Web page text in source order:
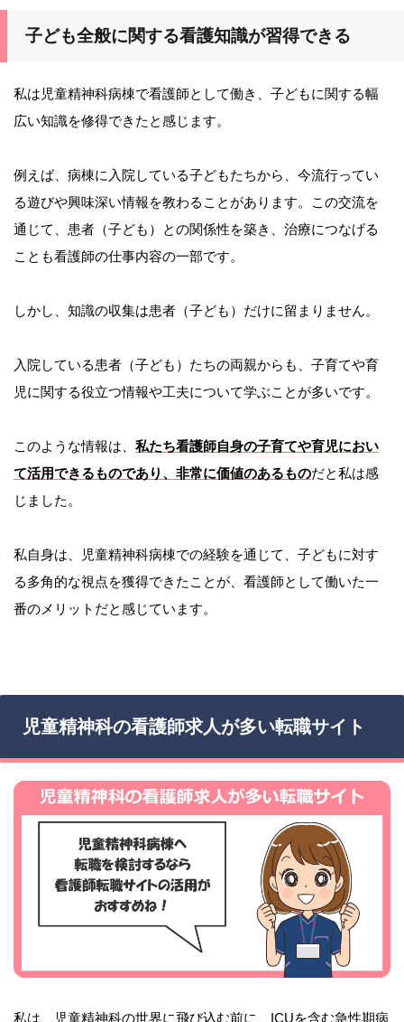
子ども全般に関する看護知識が習得できる
私は児童精神科病棟で看護師として働き、子どもに関する幅
広い知識を修得できたと感じます。
例えば、病棟に入院している子どもたちから、今流行ってい
る遊びや興味深い情報を教わることがあります。この交流を
通じて、患者（子ども）との関係性を築き、治療につなげる
ことも看護師の仕事内容の一部です。
しかし、知識の収集は患者（子ども）だけに留まりません。
入院している患者（子ども）たちの両親からも、子育てや育
児に関する役立つ情報や工夫について学ぶことが多いです。
このような情報は、 私たち看護師自身の子育てや育児におい
て活用できるものであり、非常に価値のあるものだと私は感
じました。
私自身は、児童精神科病棟での経験を通じて、子どもに対す
る多角的な視点を獲得できたことが、看護師として働いた一
番のメリットだと感じています。
児童精神科の看護師求人が多い転職サイト
私は、児童精神科の世界に飛び込む前に、ICUを含む急性期病